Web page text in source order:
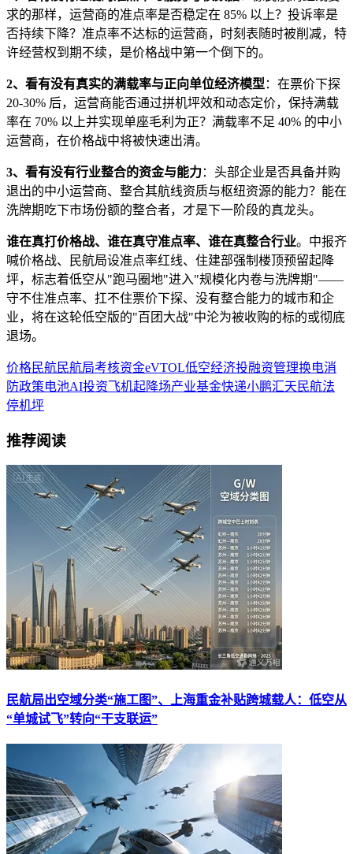
求的那样，运营商的准点率是否稳定在 85% 以上？投诉率是
否持续下降？准点率不达标的运营商，时刻表随时被削减，特
许经营权到期不续，是价格战中第一个倒下的。
2、看有没有真实的满载率与正向单位经济模型 ：在票价下探
20-30% 后，运营商能否通过拼机坪效和动态定价，保持满载
率在 70% 以上并实现单座毛利为正？满载率不足 40% 的中小
运营商，在价格战中将被快速出清。
3、看有没有行业整合的资金与能力：头部企业是否具备并购
退出的中小运营商、整合其航线资质与枢纽资源的能力？能在
洗牌期吃下市场份额的整合者，才是下一阶段的真龙头。
谁在真打价格战、谁在真守准点率、谁在真整合行业。中报齐
喊价格战、民航局设准点率红线、住建部强制楼顶预留起降
坪，标志着低空从"跑马圈地"进入"规模化内卷与洗牌期"——
守不住准点率、扛不住票价下探、没有整合能力的城市和企
业，将在这轮低空版的"百团大战"中沦为被收购的标的或彻底
退场。
价格民航民航局考核资金eVTOL低空经济投融资管理换电消
防政策电池AI投资飞机起降场产业基金快递小鹏汇天 民航法
停机坪
推荐阅读
民航局出空域分类“施工图”、上海重金补贴跨城载人：低空从
“单城试飞”转向“干支联运”